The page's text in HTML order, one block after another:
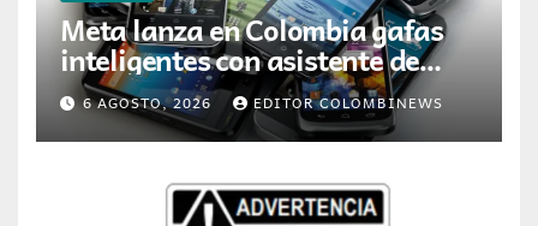
Meta lanza en Colombia gafas
inteligentes con asistente de
inteligencia artificial
6 AGOSTO, 2026 EDITOR COLOMBINEWS